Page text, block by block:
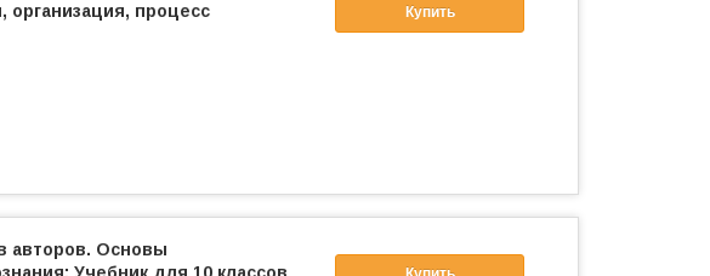
Купить
организация, процесс
авторов. Основы